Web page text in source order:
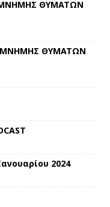
ΜΝΗΜΗΣ ΘΥΜΑΤΩΝ
ΜΝΗΜΗΣ ΘΥΜΑΤΩΝ
2024